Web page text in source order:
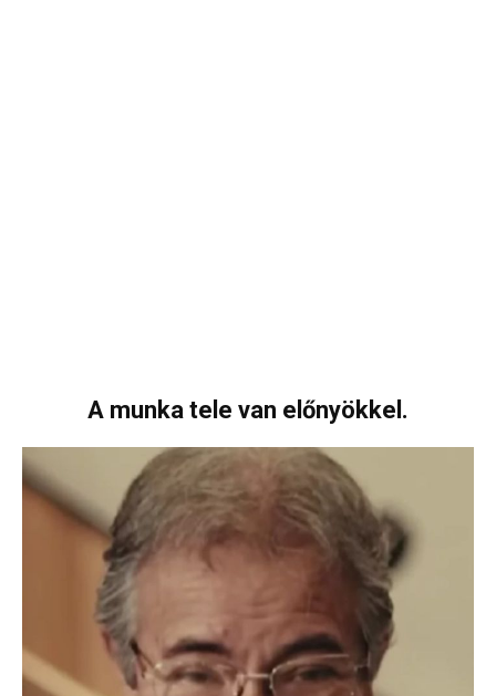
A munka tele van előnyökkel.